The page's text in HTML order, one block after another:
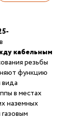
кабельным
резьбы
функцию
в местах
наземных